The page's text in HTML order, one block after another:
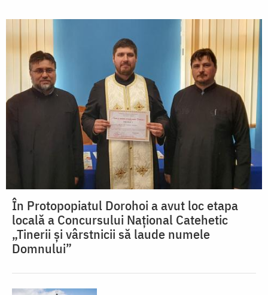
În Protopopiatul Dorohoi a avut loc etapa
locală a Concursului Național Catehetic
„Tinerii și vârstnicii să laude numele
Domnului”